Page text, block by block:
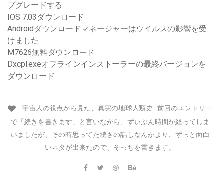
プグレードする
IOS 7.03ダウンロード
Androidダウンロードマネージャーはウイルスの影響を受
けました
M7626無料ダウンロード
Dxcpl.exeオフラインインストーラーの最終バージョンを
ダウンロード
宇宙人の視点から見た、真実の地球人類史 . 前回のエントリー
で「続きを書きます」と言いながら、ずいぶん時間が経ってしま
いましたが、その時思ってた続きの話しなんかより、ずっと面白
いネタが出来たので、そっちを書きます。